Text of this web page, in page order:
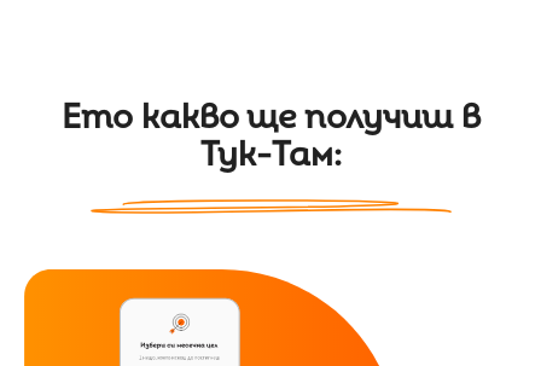
Ето какво ще получиш в
Тук-Там: